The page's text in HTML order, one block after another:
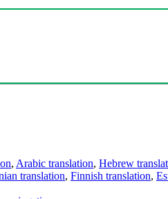
, Arabic translation, Hebrew
translation, Finnish translation,